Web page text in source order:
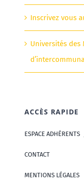
Inscrivez vous
Universités des
ACCÈS RAPIDE
ESPACE ADHÉRENTS
CONTACT
MENTIONS LÉGALES